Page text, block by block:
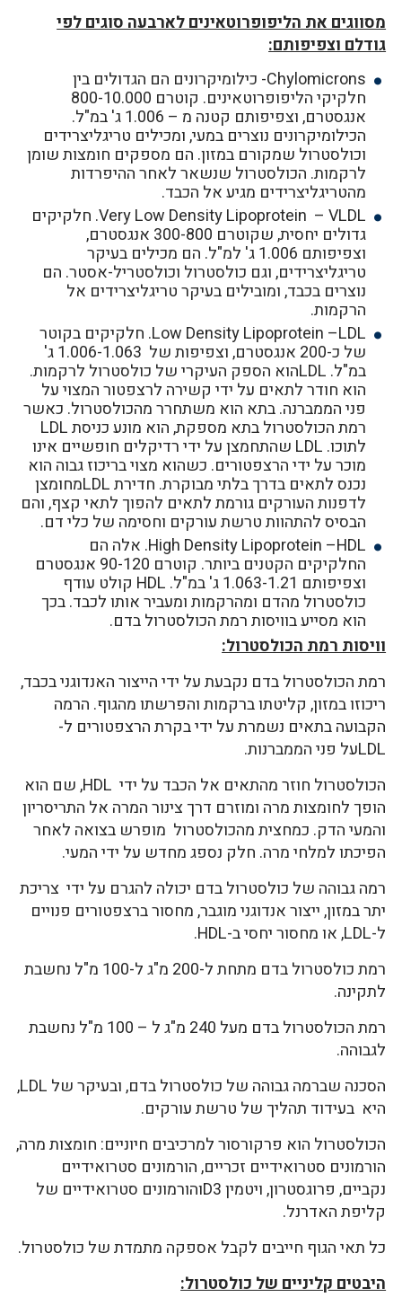
מסווגים את הליפופרוטאינים לארבעה סוגים לפי
גודלם וצפיפותם:
Chylomicrons- כילומיקרונים הם הגדולים בין
חלקיקי הליפופרוטאינים. קוטרם 800-10.000
אנגסטרם, וצפיפותם קטנה מ – 1.006 ג' במ"ל.
הכילומיקרונים נוצרים במעי, ומכילים טריגליצרידים
וכולסטרול שמקורם במזון. הם מספקים חומצות שומן
לרקמות. הכולסטרול שנשאר לאחר ההיפרדות
מהטריגליצרידים מגיע אל הכבד.
Very Low Density Lipoprotein – VLDL. חלקיקים
גדולים יחסית, שקוטרם 300-800 אנגסטרם,
וצפיפותם 1.006 ג' למ"ל. הם מכילים בעיקר
טריגליצרידים, וגם כולסטרול וכולסטריל-אסטר. הם
נוצרים בכבד, ומובילים בעיקר טריגליצרידים אל
הרקמות.
Low Density Lipoprotein –LDL. חלקיקים בקוטר
של כ-200 אנגסטרם, וצפיפות של 1.006-1.063 ג'
במ"ל. LDLהוא הספק העיקרי של כולסטרול לרקמות.
הוא חודר לתאים על ידי קשירה לרצפטור המצוי על
פני הממברנה. בתא הוא משתחרר מהכולסטרול. כאשר
רמת הכולסטרול בתא מספקת, הוא מונע כניסת LDL
לתוכו. LDL שהתחמצן על ידי רדיקלים חופשיים אינו
מוכר על ידי הרצפטורים. כשהוא מצוי בריכוז גבוה הוא
נכנס לתאים בדרך בלתי מבוקרת. חדירת LDLמחומצן
לדפנות העורקים גורמת לתאים להפוך לתאי קצף, והם
הבסיס להתהוות טרשת עורקים וחסימה של כלי דם.
High Density Lipoprotein –HDL. אלה הם
החלקיקים הקטנים ביותר. קוטרם 90-120 אנגסטרם
וצפיפותם 1.063-1.21 ג' במ"ל. HDL קולט עודף
כולסטרול מהדם ומהרקמות ומעביר אותו לכבד. בכך
הוא מסייע בוויסות רמת הכולסטרול בדם.
וויסות רמת הכולסטרול:
רמת הכולסטרול בדם נקבעת על ידי הייצור האנדוגני בכבד,
ריכוזו במזון, קליטתו ברקמות והפרשתו מהגוף. הרמה
הקבועה בתאים נשמרת על ידי בקרת הרצפטורים ל-
LDLעל פני הממברנות.
הכולסטרול חוזר מהתאים אל הכבד על ידי HDL, שם הוא
הופך לחומצות מרה ומוזרם דרך צינור המרה אל התריסריון
והמעי הדק. כמחצית מהכולסטרול מופרש בצואה לאחר
הפיכתו למלחי מרה. חלק נספג מחדש על ידי המעי.
רמה גבוהה של כולסטרול בדם יכולה להגרם על ידי צריכת
יתר במזון, ייצור אנדוגני מוגבר, מחסור ברצפטורים פנויים
ל-LDL, או מחסור יחסי ב-HDL.
רמת כולסטרול בדם מתחת ל-200 מ"ג ל-100 מ"ל נחשבת
לתקינה.
רמת הכולסטרול בדם מעל 240 מ"ג ל – 100 מ"ל נחשבת
לגבוהה.
הסכנה שברמה גבוהה של כולסטרול בדם, ובעיקר של LDL,
היא בעידוד תהליך של טרשת עורקים.
הכולסטרול הוא פרקורסור למרכיבים חיוניים: חומצות מרה,
הורמונים סטרואידיים זכריים, הורמונים סטרואידיים
נקביים, פרוגסטרון, ויטמין D3והורמונים סטרואידיים של
קליפת האדרנל.
כל תאי הגוף חייבים לקבל אספקה מתמדת של כולסטרול.
היבטים קליניים של כולסטרול: